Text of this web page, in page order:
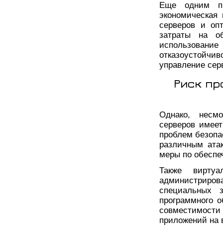
Еще одним
серверов и
затраты на
управление
Риск
Однако,
серверов
проблем
различным
меры по
Также
специальных
программного
приложений на